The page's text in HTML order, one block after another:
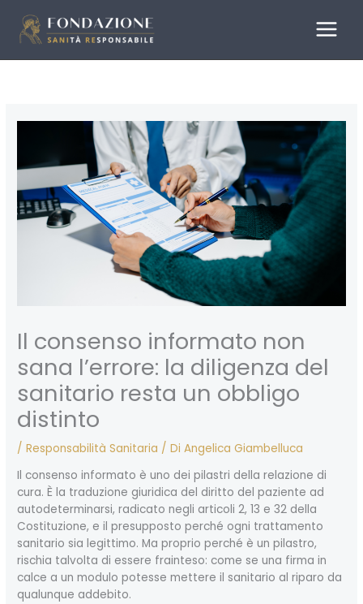
contenuto
Il consenso informato non
sana l’errore: la diligenza del
sanitario resta un obbligo
distinto
/Responsabilità Sanitaria / DiAngelica Giambelluca
Il consenso informato è uno dei pilastri della relazione di
cura. È la traduzione giuridica del diritto del paziente ad
autodeterminarsi, radicato negli articoli 2, 13 e 32 della
Costituzione, e il presupposto perché ogni trattamento
sanitario sia legittimo. Ma proprio perché è un pilastro,
rischia talvolta di essere frainteso: come se una firma in
calce a un modulo potesse mettere il sanitario al riparo da
qualunque addebito.